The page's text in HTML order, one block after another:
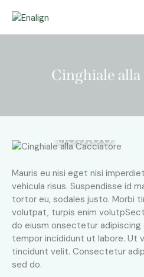
Cinghiale
$95.00
Mauris eu nisi eget nisi
vehicula risus. Suspendisse id
tortor eu, sodales justo. Morbi
volutpat, turpis enim
do eiusm onsectetur
tempor incididunt ut labore. Ut
tincidunt velit. Consectetur
sed do.